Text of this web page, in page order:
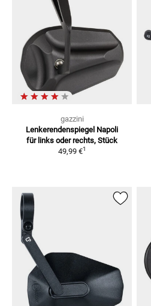
gazzini
Lenkerendenspiegel Napoli
für links oder rechts, Stück
49,99 €1